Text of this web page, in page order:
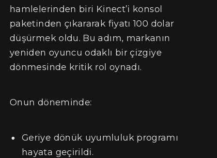
hamlelerinden biri Kinect’i konsol
paketinden çıkararak fiyatı 100 dolar
düşürmek oldu. Bu adım, markanın
yeniden oyuncu odaklı bir çizgiye
dönmesinde kritik rol oynadı.
Onun döneminde:
Geriye dönük uyumluluk programı
hayata geçirildi.